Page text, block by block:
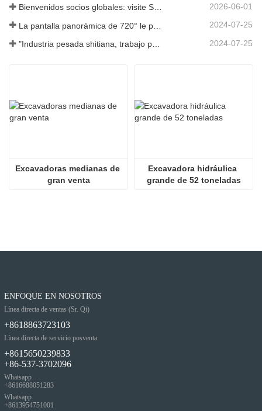
Bienvenidos socios globales: visite Shitian Heavy Industry para presenciar las grandes excavadoras premium 2026-06-01
2024-07-25
2024-07-25
Excavadoras medianas de
gran venta
Excavadora hidráulica
grande de 52 toneladas
ENFOQUE EN NOSOTROS
Línea directa de ventas (Sr. Qi)
+8618863723103
Línea directa de servicio posventa
+8615650239833
+86-537-3702096
Whatsapp
+8616688051283
Whatsapp
+8613954751001